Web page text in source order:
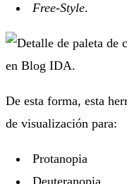
Free-Style.
De esta forma, esta
de visualización para:
Protanopia